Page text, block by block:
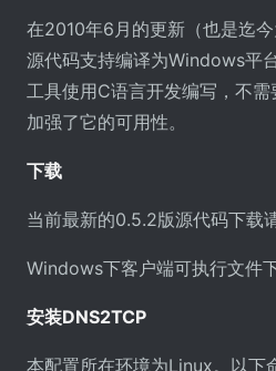
在2010年6月的更新（也是迄
源代码支持编译为Windows平
工具使用C语言开发编写，不
加强了它的可用性。
下载
当前最新的0.5.2版源代码下载
Windows下客户端可执行文件
安装DNS2TCP
本配置所在环境为Linux。以下